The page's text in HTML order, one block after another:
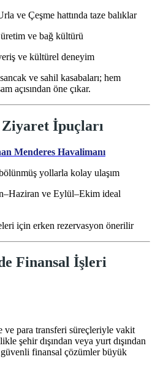
ve Çeşme hattında taze balıklar
ve bağ kültürü
ve kültürel deneyim
ve sahil kasabaları; hem
açısından öne çıkar.
Ziyaret İpuçları
Menderes Havalimanı
yollarla kolay ulaşım
ve Eylül–Ekim ideal
için erken rezervasyon önerilir
Finansal İşleri
ve para transferi süreçleriyle vakit
şehir dışından veya yurt dışından
finansal çözümler büyük